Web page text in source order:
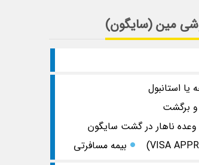
استانبول
و برگشت
وعده ناهار در گشت سایگون
بیمه مسافرتی